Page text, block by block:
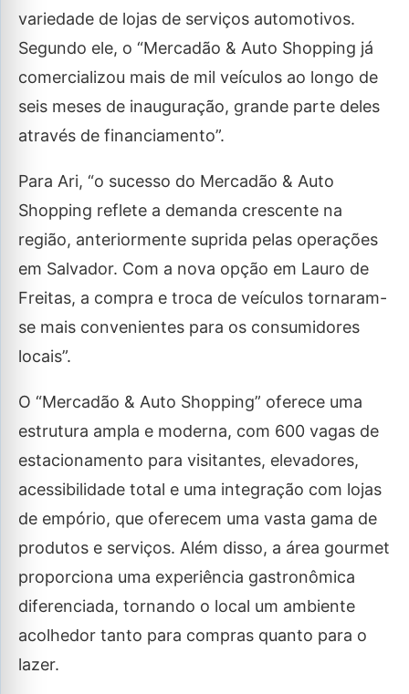
variedade de lojas de serviços automotivos.
Segundo ele, o “Mercadão & Auto Shopping já
comercializou mais de mil veículos ao longo de
seis meses de inauguração, grande parte deles
através de financiamento”.
Para Ari, “o sucesso do Mercadão & Auto
Shopping reflete a demanda crescente na
região, anteriormente suprida pelas operações
em Salvador. Com a nova opção em Lauro de
Freitas, a compra e troca de veículos tornaram-
se mais convenientes para os consumidores
locais”.
O “Mercadão & Auto Shopping” oferece uma
estrutura ampla e moderna, com 600 vagas de
estacionamento para visitantes, elevadores,
acessibilidade total e uma integração com lojas
de empório, que oferecem uma vasta gama de
produtos e serviços. Além disso, a área gourmet
proporciona uma experiência gastronômica
diferenciada, tornando o local um ambiente
acolhedor tanto para compras quanto para o
lazer.